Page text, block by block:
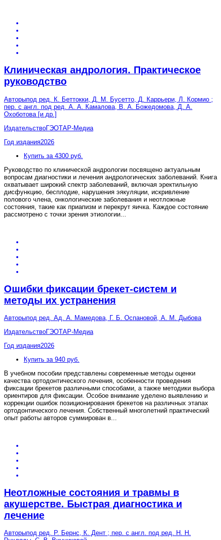
Клиническая андрология. Практическое
руководство
Авторыпод ред. К. Беттокки, Д. М. Бусетто, Д. Каррьери, Л. Кормио ;
пер. с англ. под ред. А. А. Камалова, В. А. Божедомова, Д. А.
Охоботова [и др.]
ИздательствоГЭОТАР-Медиа
Год издания2026
Купить за 4300 руб.
Руководство по клинической андрологии посвящено актуальным
вопросам диагностики и лечения андрологических заболеваний. Книга
охватывает широкий спектр заболеваний, включая эректильную
дисфункцию, бесплодие, нарушения эякуляции, искривление
полового члена, онкологические заболевания и неотложные
состояния, такие как приапизм и перекрут яичка. Каждое состояние
рассмотрено с точки зрения этиологии
Ошибки фиксации брекет-систем и
методы их устранения
Авторыпод ред. Ад. А. Мамедова, Г. Б. Оспановой, А. М. Дыбова
ИздательствоГЭОТАР-Медиа
Год издания2026
Купить за 940 руб.
В учебном пособии представлены современные методы оценки
качества ортодонтического лечения, особенности проведения
фиксации брекетов различными способами, а также методики выбора
ориентиров для фиксации. Особое внимание уделено выявлению и
коррекции ошибок позиционирования брекетов на различных этапах
ортодонтического лечения. Собственный многолетний практический
опыт работы авторов суммирован в
Неотложные состояния и травмы в
акушерстве. Быстрая диагностика и
лечение
Авторыпод ред. Р. Бернс, К. Дент ; пер. с англ. под ред. Н. Н.